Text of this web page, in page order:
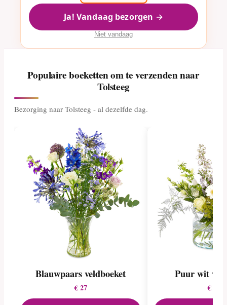
Ja! Vandaag bezorgen →
Niet vandaag
Populaire boeketten om te verzenden naar
Tolsteeg
Bezorging naar Tolsteeg - al dezelfde dag.
Blauwpaars veldboeket
€ 27
Puur wit
€ 22